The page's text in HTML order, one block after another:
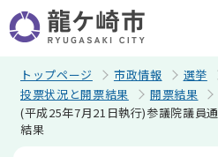
の
ペ
トップページ 市政情報 選挙
投票状況と開票結果
開票結果
(平成25年7月21日執行)参議院議員
結果